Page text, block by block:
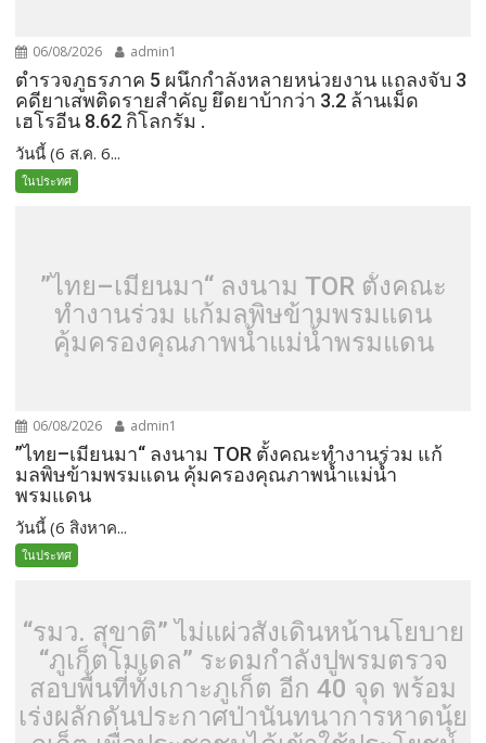
06/08/2026 admin1
ตำรวจภูธรภาค 5 ผนึกกำลังหลายหน่วยงาน แถลงจับ 3
คดียาเสพติดรายสำคัญ ยึดยาบ้ากว่า 3.2 ล้านเม็ด
เฮโรอีน 8.62 กิโลกรัม .
วันนี้ (6 ส.ค. 6...
ในประทศ
”ไทย–เมียนมา“ ลงนาม TOR ตั้งคณะ
ทำงานร่วม แก้มลพิษข้ามพรมแดน
คุ้มครองคุณภาพน้ำแม่น้ำพรมแดน
06/08/2026 admin1
”ไทย–เมียนมา“ ลงนาม TOR ตั้งคณะทำงานร่วม แก้
มลพิษข้ามพรมแดน คุ้มครองคุณภาพน้ำแม่น้ำ
พรมแดน
วันนี้ (6 สิงหาค...
ในประทศ
“รมว. สุขาติ” ไม่แผ่วสั่งเดินหน้านโยบาย
“ภูเก็ตโมเดล” ระดมกำลังปูพรมตรวจ
สอบพื้นที่ทั้งเกาะภูเก็ต อีก 40 จุด พร้อม
เร่งผลักดันประกาศป่านันทนาการหาดนุ้ย